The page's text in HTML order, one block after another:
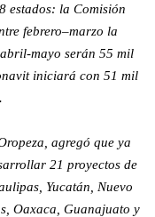
estados: la Comisión
febrero–marzo la
mayo serán 55 mil
iniciará con 51 mil
agregó que ya
21 proyectos de
Yucatán, Nuevo
Oaxaca, Guanajuato y